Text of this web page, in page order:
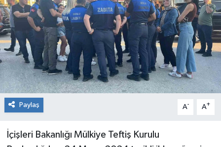
Paylaş A- A+
İçişleri Bakanlığı Mülkiye Teftiş Kurulu